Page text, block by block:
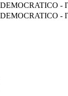
-
-